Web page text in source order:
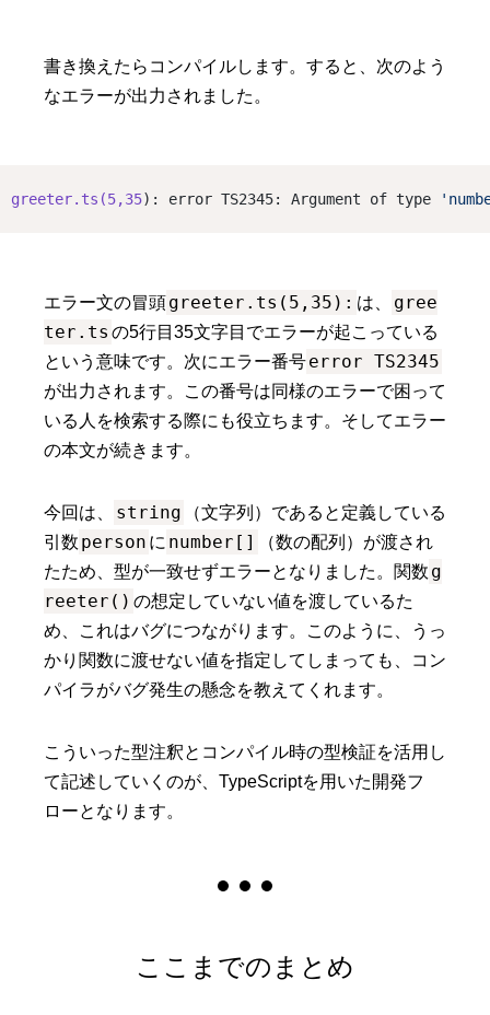
書き換えたらコンパイルします。すると、次のよう
なエラーが出力されました。
greeter.ts(5,35): error TS2345: Argument of type
エラー文の冒頭greeter.ts(5,35): は、
gree
ter.ts の5行目35文字目でエラーが起こっている
という意味です。次にエラー番号error TS2345
が出力されます。この番号は同様のエラーで困って
いる人を検索する際にも役立ちます。そしてエラー
の本文が続きます。
今回は、 string
（文字列）であると定義している
引数 person に number[]
（数の配列）が渡され
たため、型が一致せずエラーとなりました。関数 g
reeter() の想定していない値を渡しているた
め、これはバグにつながります。このように、うっ
かり関数に渡せない値を指定してしまっても、コン
パイラがバグ発生の懸念を教えてくれます。
こういった型注釈とコンパイル時の型検証を活用し
て記述していくのが、TypeScriptを用いた開発フ
ローとなります。
ここまでのまとめ